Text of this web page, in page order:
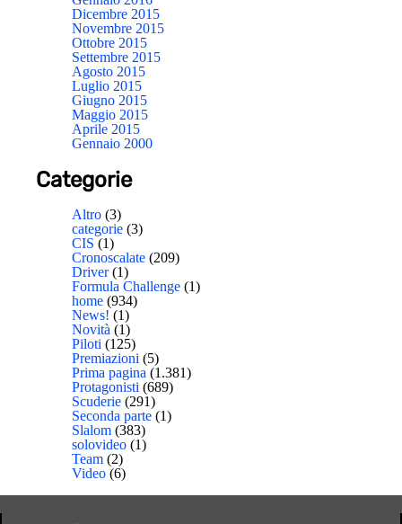
Dicembre 2015
Novembre 2015
Ottobre 2015
Settembre 2015
Agosto 2015
Luglio 2015
Giugno 2015
Maggio 2015
Aprile 2015
Gennaio 2000
Categorie
Altro (3)
categorie (3)
CIS (1)
Cronoscalate (209)
Driver(1)
Formula Challenge (1)
home (934)
News! (1)
Novità (1)
Piloti (125)
Premiazioni (5)
Prima pagina (1.381)
Protagonisti (689)
Scuderie (291)
Seconda parte (1)
Slalom (383)
solovideo (1)
Team (2)
Video (6)